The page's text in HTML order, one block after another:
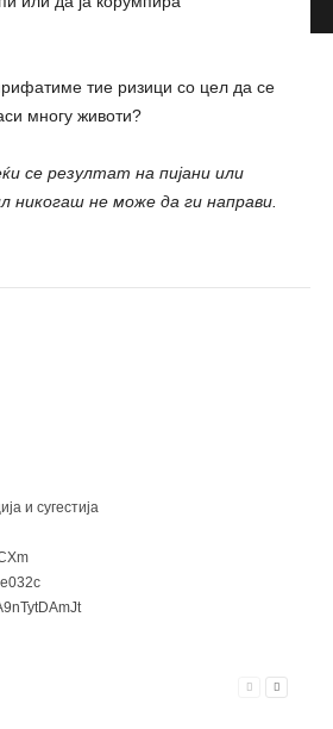
тие ризици со цел да се
многу животи?
се резултат на пијани или
никогаш не може да ги направи.
и сугестија